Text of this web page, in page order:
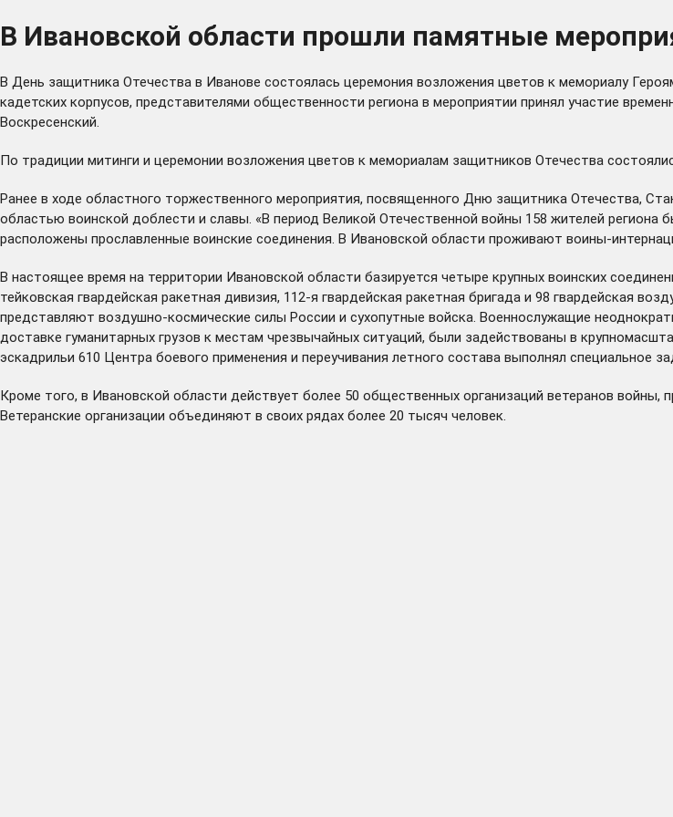
В Ивановской области прошли памятные
В День защитника Отечества в Иванове состоялась церемония возложения цветов к мемориалу
кадетских корпусов, представителями общественности региона в мероприятии принял участие
Воскресенский.
По традиции митинги и церемонии возложения цветов к мемориалам защитников Отечества
Ранее в ходе областного торжественного мероприятия, посвященного Дню защитника Отечества,
областью воинской доблести и славы. «В период Великой Отечественной войны 158 жителей
расположены прославленные воинские соединения. В Ивановской области проживают воины-
В настоящее время на территории Ивановской области базируется четыре крупных воинских
тейковская гвардейская ракетная дивизия, 112-я гвардейская ракетная бригада и 98 гвардейская
представляют воздушно-космические силы России и сухопутные войска. Военнослужащие
доставке гуманитарных грузов к местам чрезвычайных ситуаций, были задействованы в
эскадрильи 610 Центра боевого применения и переучивания летного состава выполнял специальное
Кроме того, в Ивановской области действует более 50 общественных организаций ветеранов войны,
Ветеранские организации объединяют в своих рядах более 20 тысяч человек.